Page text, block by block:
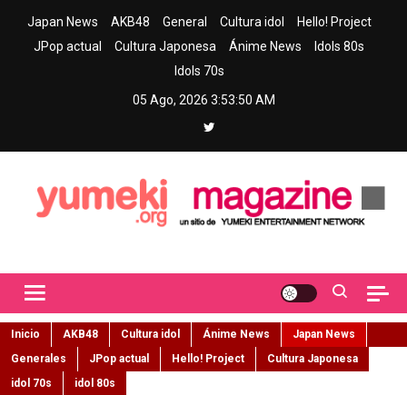
Japan News AKB48 General Cultura idol
Hello! Project
JPop actual
Cultura Japonesa Ánime News
Idols 80s
Idols 70s
05 Ago, 2026 3:53:51 AM
Inicio AKB48 Cultura idol Ánime News
Japan News
Generales
JPop actual Hello! Project
Cultura Japonesa
idol 70s
idol 80s